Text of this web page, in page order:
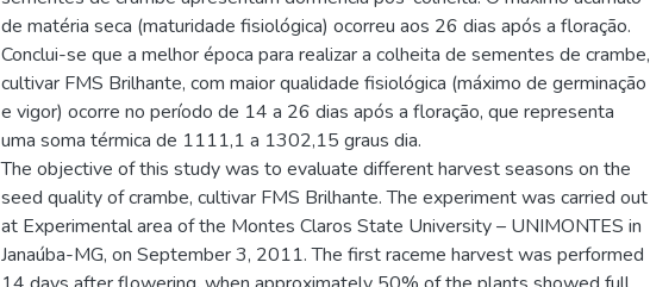
de matéria seca (maturidade fisiológica) ocorreu aos 26 dias após a floração.
Conclui-se que a melhor época para realizar a colheita de sementes de crambe,
cultivar FMS Brilhante, com maior qualidade fisiológica (máximo de germinação
e vigor) ocorre no período de 14 a 26 dias após a floração, que representa
uma soma térmica de 1111,1 a 1302,15 graus dia.
The objective of this study was to evaluate different harvest seasons on the
seed quality of crambe, cultivar FMS Brilhante. The experiment was carried out
at Experimental area of the Montes Claros State University – UNIMONTES in
Janaúba-MG, on September 3, 2011. The first raceme harvest was performed